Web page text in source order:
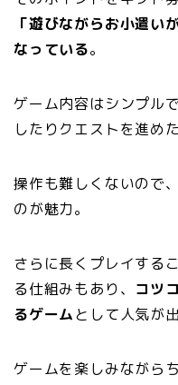
「遊びながらお小遣い
なっている。
ゲーム内容はシンプル
したりクエストを進め
操作も難しくないので
のが魅力。
さらに長くプレイする
る仕組みもあり、 コツ
るゲームとして人気が
ゲームを楽しみながら